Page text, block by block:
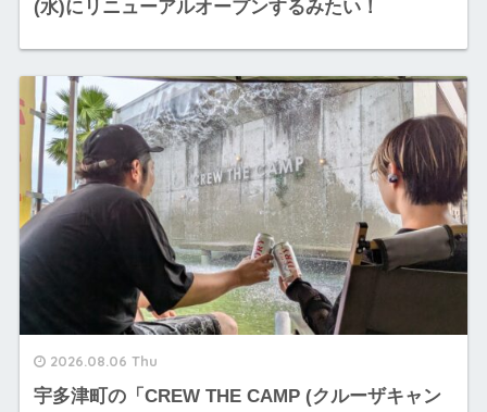
(水)にリニューアルオープンするみたい！
2026.08.06 Thu
宇多津町の「CREW THE CAMP (クルーザキャン